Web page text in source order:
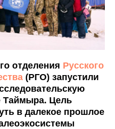
отделения Русского
(РГО) запустили
Таймыра. Цель
в далекое прошлое